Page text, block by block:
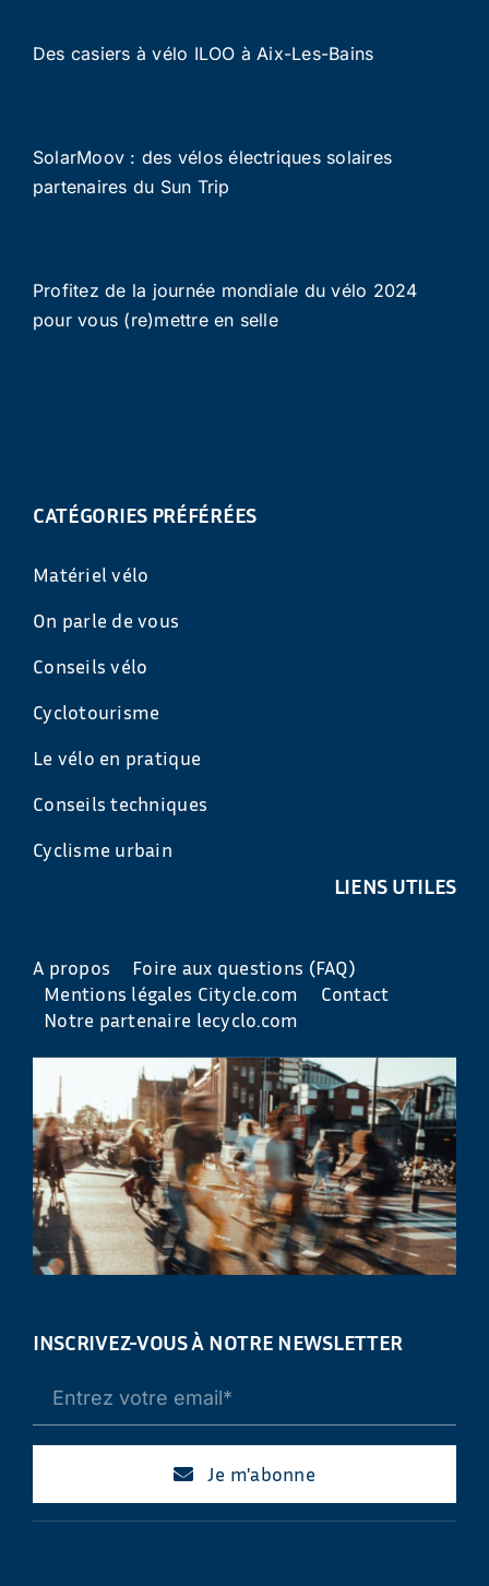
Des casiers à vélo ILOO à Aix-Les-Bains
SolarMoov : des vélos électriques solaires
partenaires du Sun Trip
Profitez de la journée mondiale du vélo 2024
pour vous (re)mettre en selle
CATÉGORIES PRÉFÉRÉES
Matériel vélo
On parle de vous
Conseils vélo
Cyclotourisme
Le vélo en pratique
Conseils techniques
Cyclisme urbain
LIENS UTILES
A propos
Foire aux questions (FAQ)
Mentions légales Citycle.com
Contact
Notre partenaire lecyclo.com
INSCRIVEZ-VOUS À NOTRE NEWSLETTER
Je m'abonne